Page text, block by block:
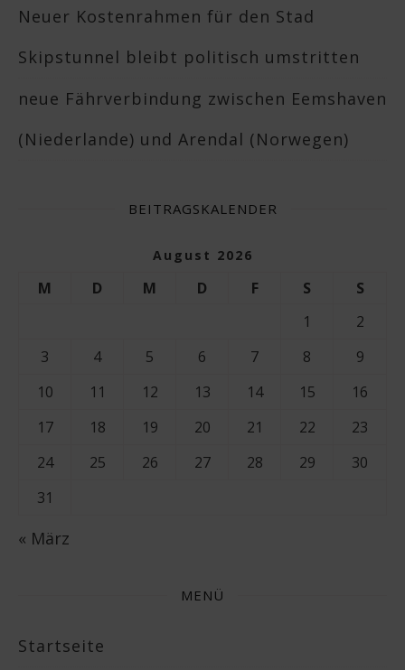
Neuer Kostenrahmen für den Stad
Skipstunnel bleibt politisch umstritten
neue Fährverbindung zwischen Eemshaven
(Niederlande) und Arendal (Norwegen)
BEITRAGSKALENDER
August 2026
M D M D F S
S
1
2
3
4 5 6 7 8
9
10
11 12 13 14 15
16
17
18 19 20 21 22
23
24
25 26 27 28 29
30
31
« März
MENÜ
Startseite